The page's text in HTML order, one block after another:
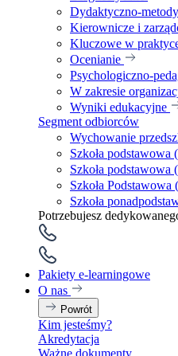
Dydaktyczno-
Kierownicze i
Kluczowe w
Ocenianie
Psychologiczno-
W zakresie
Wyniki edukacyjne
Segment odbiorców
Wychowanie
Szkoła podstawowa
Szkoła podstawowa
Szkoła Podstawowa
Szkoła
Potrzebujesz
Pakiety e-learningowe
O nas
Powrót
Kim jesteśmy?
Akredytacja
Ważne dokumenty